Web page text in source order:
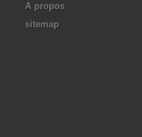
A propos
sitemap